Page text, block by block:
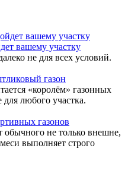
вашему участку
не для всех условий.
газон
«королём» газонных
для любого участка.
газонов
обычного не только внешне,
выполняет строго